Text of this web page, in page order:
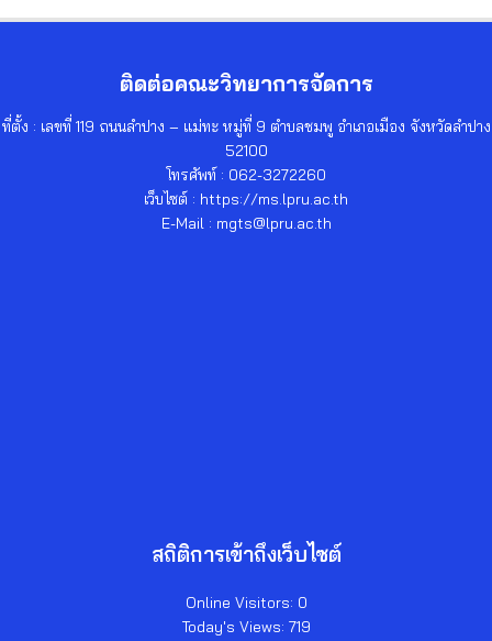
ติดต่อคณะวิทยาการจัดการ
ที่ตั้ง : เลขที่ 119 ถนนลำปาง – แม่ทะ หมู่ที่ 9 ตำบลชมพู อำเภอเมือง จังหวัดลำปาง
52100
โทรศัพท์ : 062-3272260
เว็บไซต์ : https://ms.lpru.ac.th
E-Mail : mgts@lpru.ac.th
สถิติการเข้าถึงเว็บไซต์
Online Visitors: 0
Today's Views: 719